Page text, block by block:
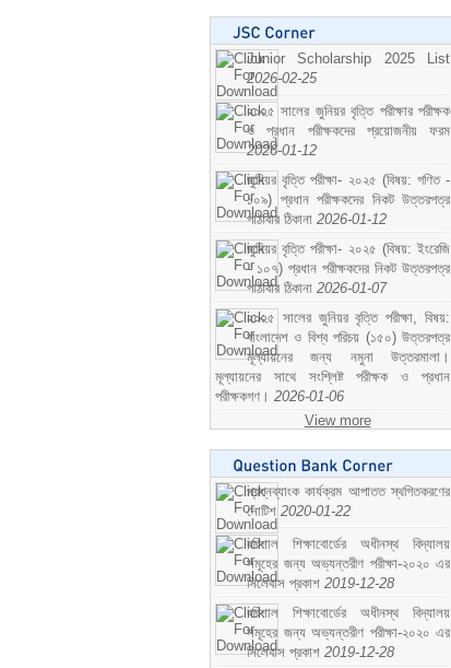
Junior Scholarship 2025 List
2026-02-25
২০২৫ সালের জুনিয়র বৃত্তি পরীক্ষার পরীক্ষক
ও প্রধান পরীক্ষকদের প্রয়োজনীয় ফরম
2026-01-12
জুনিয়র বৃত্তি পরীক্ষা- ২০২৫ (বিষয়: গণিত -
১০৯) প্রধান পরীক্ষকদের নিকট উত্তরপত্র
পাঠাবার ঠিকানা 2026-01-12
জুনিয়র বৃত্তি পরীক্ষা- ২০২৫ (বিষয়: ইংরেজি
- ১০৭) প্রধান পরীক্ষকদের নিকট উত্তরপত্র
পাঠাবার ঠিকানা 2026-01-07
২০২৫ সালের জুনিয়র বৃত্তি পরীক্ষা, বিষয়:
বাংলাদেশ ও বিশ্ব পরিচয় (১৫০) উত্তরপত্র
মূল্যায়নের জন্য নমুনা উত্তরমালা।
মূল্যায়নের সাথে সংশ্লিষ্ট পরীক্ষক ও প্রধান
পরীক্ষকগণ। 2026-01-06
View more
প্রশ্নব্যাংক কার্যক্রম আপাতত স্থগিতকরণের
নোটিশ 2020-01-22
বরিশাল শিক্ষাবোর্ডের অধীনস্থ বিদ্যালয়
সমূহের জন্য অভ্যন্তরীণ পরীক্ষা-২০২০ এর
সিলেবাস প্রকাশ 2019-12-28
বরিশাল শিক্ষাবোর্ডের অধীনস্থ বিদ্যালয়
সমূহের জন্য অভ্যন্তরীণ পরীক্ষা-২০২০ এর
সিলেবাস প্রকাশ 2019-12-28